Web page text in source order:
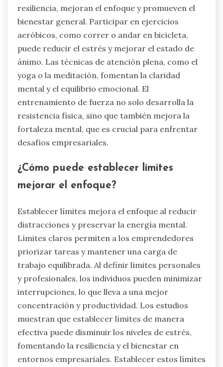
resiliencia, mejoran el enfoque y promueven el
bienestar general. Participar en ejercicios
aeróbicos, como correr o andar en bicicleta,
puede reducir el estrés y mejorar el estado de
ánimo. Las técnicas de atención plena, como el
yoga o la meditación, fomentan la claridad
mental y el equilibrio emocional. El
entrenamiento de fuerza no solo desarrolla la
resistencia física, sino que también mejora la
fortaleza mental, que es crucial para enfrentar
desafíos empresariales.
¿Cómo puede establecer límites
mejorar el enfoque?
Establecer límites mejora el enfoque al reducir
distracciones y preservar la energía mental.
Límites claros permiten a los emprendedores
priorizar tareas y mantener una carga de
trabajo equilibrada. Al definir límites personales
y profesionales, los individuos pueden minimizar
interrupciones, lo que lleva a una mejor
concentración y productividad. Los estudios
muestran que establecer límites de manera
efectiva puede disminuir los niveles de estrés,
fomentando la resiliencia y el bienestar en
entornos empresariales. Establecer estos límites